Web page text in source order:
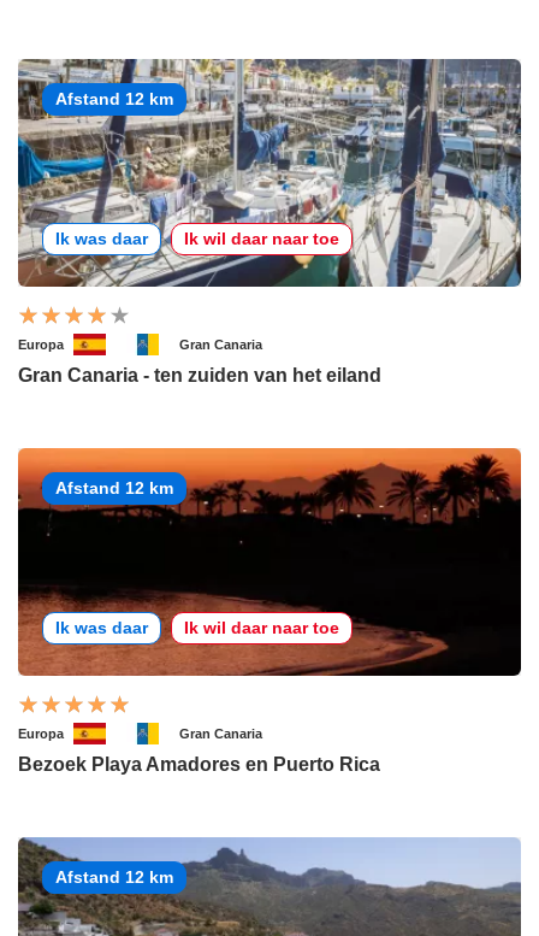
Afstand 12 km
Ik was daar Ik wil daar naar toe
Europa Gran Canaria
Gran Canaria - ten zuiden van het eiland
Afstand 12 km
Ik was daar Ik wil daar naar toe
Europa Gran Canaria
Bezoek Playa Amadores en Puerto Rica
Afstand 12 km